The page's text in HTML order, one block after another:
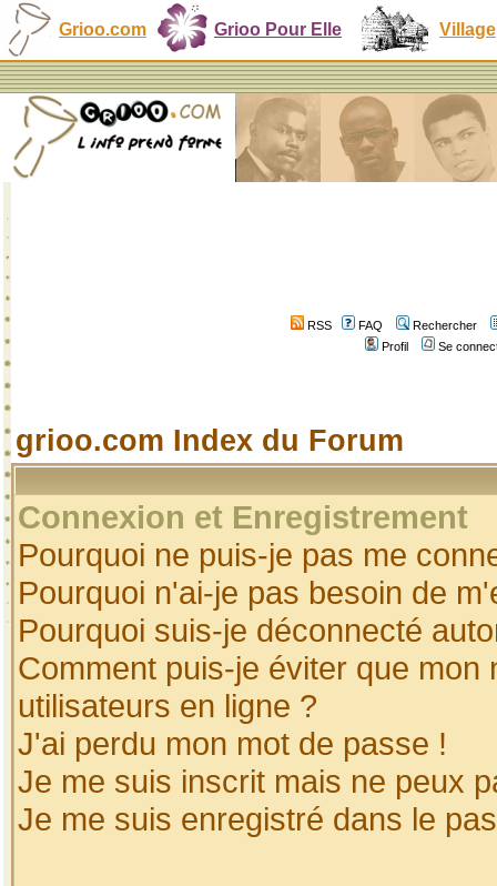
Grioo.com Grioo Pour Elle Village
RSS FAQ
Rechercher
Profil
Se
grioo.com Index du Forum
Connexion et Enregistrement
Pourquoi ne puis-je pas me
Pourquoi n'ai-je pas besoin de
Pourquoi suis-je déconnecté
Comment puis-je éviter que
utilisateurs en ligne ?
J'ai perdu mon mot de passe !
Je me suis inscrit mais ne peux
Je me suis enregistré dans le